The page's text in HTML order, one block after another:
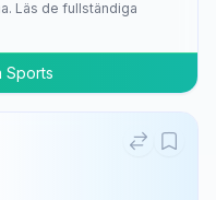
Läs de fullständiga
Sports